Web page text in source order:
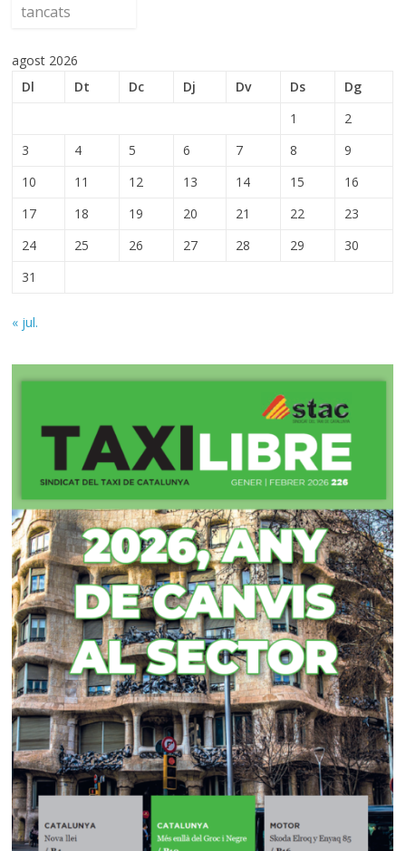
tancats
agost 2026
Dl
Dt Dc Dj Dv Ds
Dg
1
2
3
4 5 6 7 8
9
10
11 12 13 14 15
16
17
18 19 20 21 22
23
24
25 26 27 28 29
30
31
« jul.